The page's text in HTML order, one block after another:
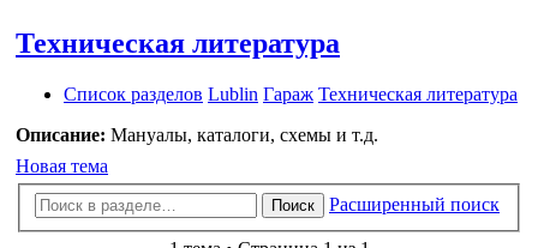
Техническая литература
Список разделов Lublin Гараж Техническая литература
Описание: Мануалы, каталоги, схемы и т.д.
Новая тема
Поиск Расширенный поиск